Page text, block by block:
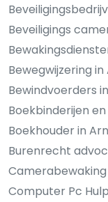
Beveiligings
Bewegwijzering
Bewindvoerders
Boekbinderijen
Boekhouder in
Burenrecht
Computer Pc